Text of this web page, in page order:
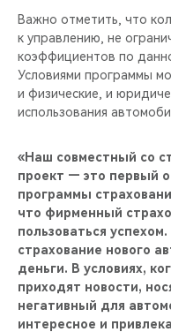
Важно отметить, что
к управлению, не
коэффициентов по
Условиями программы
и физические, и
использования
«Наш совместный со
проект — это первый
программы
что фирменный
пользоваться
страхование нового
деньги. В условиях,
приходят новости,
негативный для
интересное и